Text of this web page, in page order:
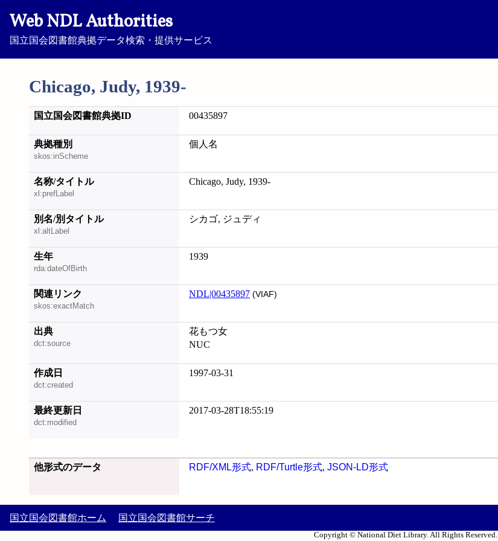
Web NDL Authorities
国立国会図書館典拠データ検索・提供サービス
Chicago, Judy, 1939-
国立国会図書館典拠ID 00435897
典拠種別
skos:inScheme
個人名
名称/タイトル
xl:prefLabel
Chicago, Judy, 1939-
別名/別タイトル
xl:altLabel
シカゴ, ジュディ
生年
rda:dateOfBirth
1939
関連リンク
skos:exactMatch
NDL|00435897 (VIAF)
出典
dct:source
花もつ女
NUC
作成日
dct:created
1997-03-31
最終更新日
dct:modified
2017-03-28T18:55:19
他形式のデータ RDF/XML形式, RDF/Turtle形式, JSON-LD形式
国立国会図書館ホーム 国立国会図書館サーチ
Copyright © National Diet Library. All Rights Reserved.